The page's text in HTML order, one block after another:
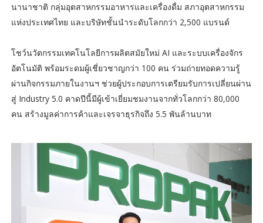
นานาชาติ กลุ่มอุตสาหกรรมอาหารและเครื่องดื่ม สภาอุตสาหกรรม
แห่งประเทศไทย และบริษัทชั้นนำระดับโลกกว่า 2,500 แบรนด์
โชว์นวัตกรรมเทคโนโลยีการผลิตสมัยใหม่ AI และระบบเครื่องจักร
อัตโนมัติ พร้อมระดมผู้เชี่ยวชาญกว่า 100 คน ร่วมถ่ายทอดความรู้
ผ่านกิจกรรมภายในงานฯ ช่วยผู้ประกอบการเตรียมรับการเปลี่ยนผ่าน
สู่ Industry 5.0 คาดปีนี้มีผู้เข้าเยี่ยมชมงานจากทั่วโลกกว่า 80,000
คน สร้างมูลค่าการค้าและเจรจาธุรกิจถึง 5.5 พันล้านบาท